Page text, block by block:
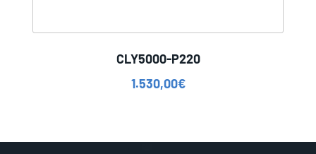
CLY5000-P220
1.530,00€